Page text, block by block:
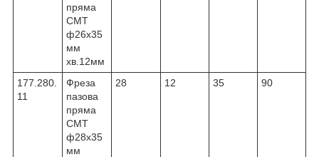
пряма
CMT
ф26х35
мм
хв.12мм
177.280.
11
Фреза
пазова
пряма
CMT
ф28х35
мм
28 12 35 90